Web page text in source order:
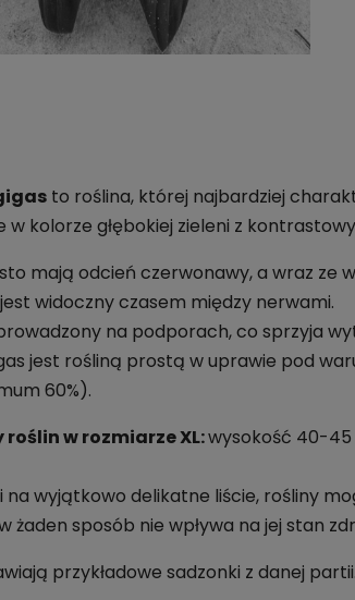
to roślina, której najbardziej
kolorze głębokiej zieleni z
mają odcień czerwonawy, a wraz ze
widoczny czasem między nerwami.
na podporach, co sprzyja
jest rośliną prostą w uprawie pod
60%).
w rozmiarze XL:wysokość 40-45
na wyjątkowo delikatne liście, rośliny
żaden sposób nie wpływa na jej stan
przykładowe sadzonki z danej partii.